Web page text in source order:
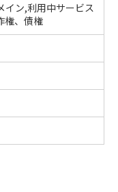
イン,利用中サービス
権、債権